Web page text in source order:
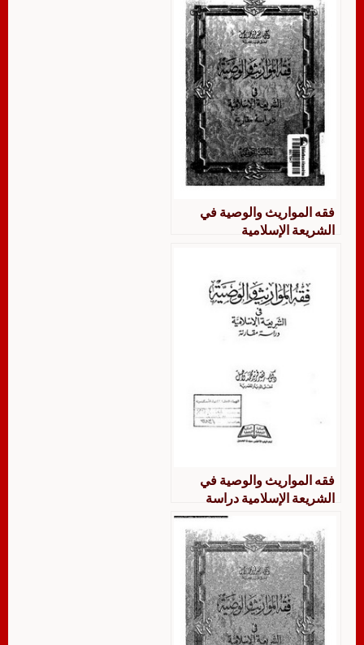
فقه المواريث والوصية في
الشريعة الإسلامية
فقه المواريث والوصية في
الشريعة الإسلامية دراسة